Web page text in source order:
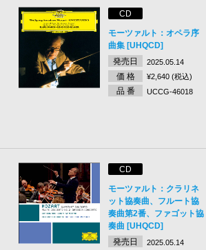
CD
モーツァルト：オペラ序
曲集 [UHQCD]
発売日
2025.05.14
価 格 ¥2,640 (税込)
品 番 UCCG-46018
CD
モーツァルト：クラリネ
ット協奏曲、フルート協
奏曲第2番、ファゴット協
奏曲 [UHQCD]
発売日
2025.05.14